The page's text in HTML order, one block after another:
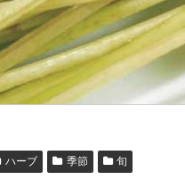
ハーブ 季節 旬